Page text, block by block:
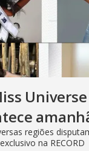
regiões
na RECORD